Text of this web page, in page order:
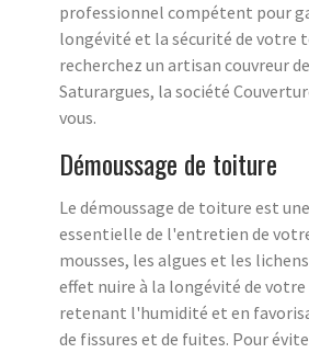
professionnel compétent pour
longévité et la sécurité de votre
recherchez un artisan couvreur
Saturargues, la société
vous.
Démoussage de toiture
Le démoussage de toiture est
essentielle de l'entretien de
mousses, les algues et les
effet nuire à la longévité de
retenant l'humidité et en
de fissures et de fuites. Pour